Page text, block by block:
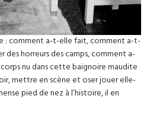
: comment a-t-elle fait, comment a-t-
horreurs des camps, comment a-
nu dans cette baignoire maudite
mettre en scène et oser jouer elle-
pied de nez à l’histoire, il en